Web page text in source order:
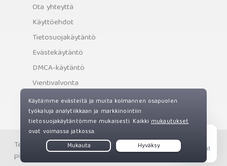
Ota yhteyttä
Käyttöehdot
Tietosuojakäytäntö
Evästekäytäntö
DMCA-käytäntö
Vientivalvonta
Tekijänoikeus © Private Internet Access, Inc. Kaikki oikeudet
pidätetään.
Live Chat